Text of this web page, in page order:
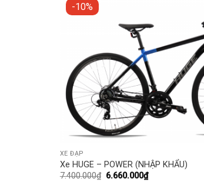
-10%
XE ĐẠP
Xe HUGE – POWER (NHẬP KHẨU)
7.400.000₫ 6.660.000₫